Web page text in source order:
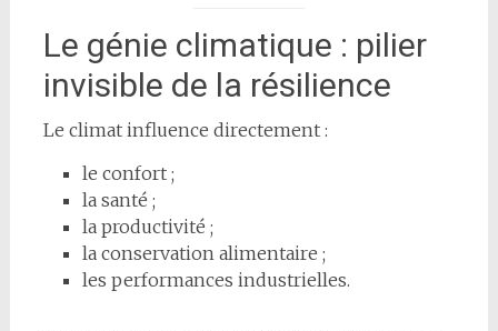
Le génie climatique : pilier
invisible de la résilience
Le climat influence directement :
le confort ;
la santé ;
la productivité ;
la conservation alimentaire ;
les performances industrielles.